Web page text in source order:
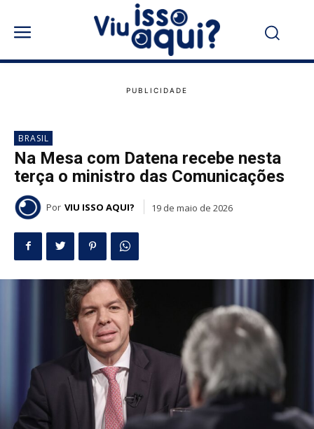
BRASIL
Na Mesa com Datena recebe nesta
terça o ministro das Comunicações
Por VIU ISSO AQUI? 19 de maio de 2026